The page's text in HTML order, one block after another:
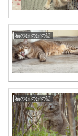
猫のほのぼの話
猫のほのぼの話